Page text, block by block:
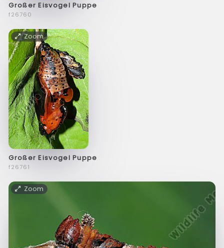
Großer Eisvogel Puppe
f26760
Zoom
Großer Eisvogel Puppe
f26761
Zoom